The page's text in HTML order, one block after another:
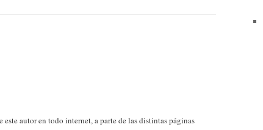
este autor en todo internet, a parte de las distintas páginas